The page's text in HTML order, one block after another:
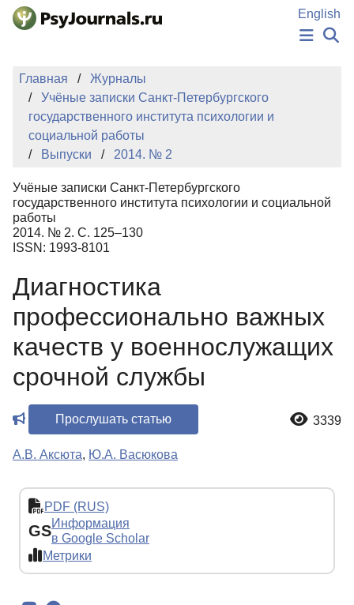
Перейти к основному содержанию
English
НОВОСТИ
ИЗДАНИЯ
ПОДАТЬ РУКОПИСЬ
БАЗА ЗНАНИЙ
КЛЮЧЕВЫЕ СЛОВА
Главная
Журналы
Учёные записки Санкт-Петербургского
государственного института психологии и
социальной работы
Выпуски
2014. № 2
Учёные записки Санкт-Петербургского
государственного института психологии и социальной
работы
2014. № 2. С. 125–130
ISSN: 1993-8101
Диагностика
профессионально важных
качеств у военнослужащих
срочной службы
Прослушать статью 3339
А.В. Аксюта, Ю.А. Васюкова
PDF (RUS)
GSИнформация
в Google Scholar
Метрики